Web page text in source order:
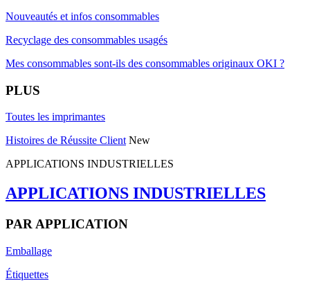
Nouveautés et infos consommables
Recyclage des consommables usagés
Mes consommables sont-ils des consommables originaux OKI ?
PLUS
Toutes les imprimantes
Histoires de Réussite Client New
APPLICATIONS INDUSTRIELLES
APPLICATIONS INDUSTRIELLES
PAR APPLICATION
Emballage
Étiquettes